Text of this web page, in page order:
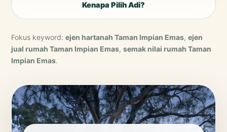
Kenapa Pilih Adi?
Fokus keyword: ejen hartanah Taman Impian Emas, ejen
jual rumah Taman Impian Emas, semak nilai rumah Taman
Impian Emas.